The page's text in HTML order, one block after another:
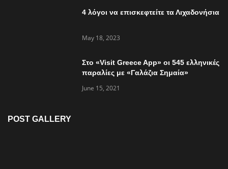
4 λόγοι να επισκεφτείτε τα Λιχαδονήσια
May 18, 2023
Στο «Visit Greece App» οι 545 ελληνικές
παραλίες με «Γαλάζια Σημαία»
June 15, 2021
POST GALLERY